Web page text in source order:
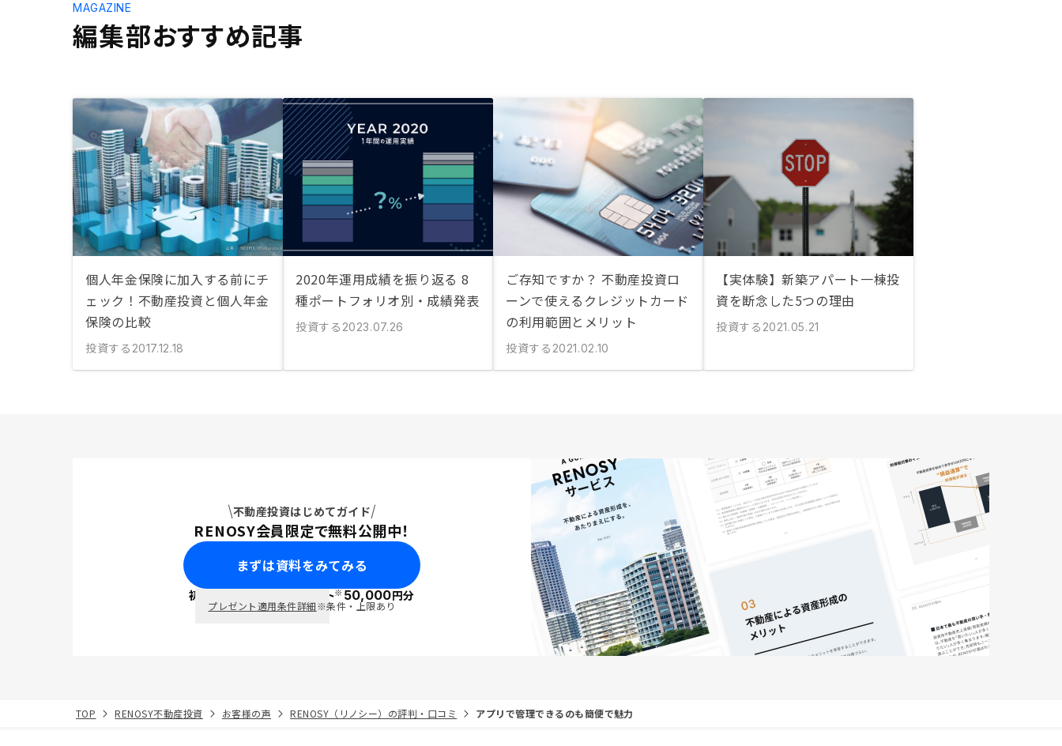
編集部おすすめ記事
MAGAZINE
個人年金保険に加入する前にチ
ェック！不動産投資と個人年金
保険の比較
投資する 2017.12.18
2020年運用成績を振り返る 8
種ポートフォリオ別・成績発表
投資する 2023.07.26
ご存知ですか？ 不動産投資ロ
ーンで使えるクレジットカード
の利用範囲とメリット
投資する 2021.02.10
【実体験】新築アパート一棟投
資を断念した5つの理由
投資する 2021.05.21
不動産投資はじめてガイド
RENOSY会員限定で無料公開中！
まずは資料をみてみる
初回面談で ポイント※50,000円分
プレゼント適用条件詳細※条件・上限あり
TOP RENOSY不動産投資 お客様の声 RENOSY（リノシー）の評判・口コミ アプリで管理できるのも簡便で魅力